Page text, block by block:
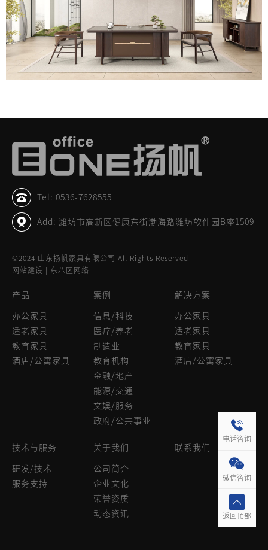
Tel: 0536-7628555
Add: 潍坊市高新区健康东街渤海路潍坊软件园B座1509
©2024 山东扬帆家具有限公司 All Rights Reserved
网站建设 | 东八区网络
产品
办公家具
适老家具
教育家具
酒店/公寓家具
案例
信息/科技
医疗/养老
制造业
教育机构
金融/地产
能源/交通
文娱/服务
政府/公共事业
解决方案
办公家具
适老家具
教育家具
酒店/公寓家具
技术与服务
研发/技术
服务支持
关于我们
公司简介
企业文化
荣誉资质
动态资讯
联系我们
电话咨询
微信咨询
返回顶部